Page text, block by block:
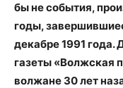
бы не события,
годы,
декабре 1991 года.
газеты «Волжская
волжане 30 лет